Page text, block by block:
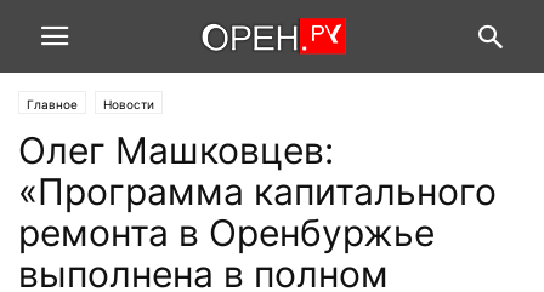
Главное Новости
Олег Машковцев:
«Программа капитального
ремонта в Оренбуржье
выполнена в полном